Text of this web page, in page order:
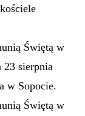
Świętą w
23 sierpnia
w Sopocie.
Świętą w